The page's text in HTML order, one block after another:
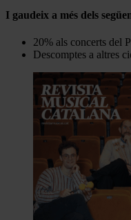
I gaudeix a més dels
20% als concerts del
Descomptes a altres